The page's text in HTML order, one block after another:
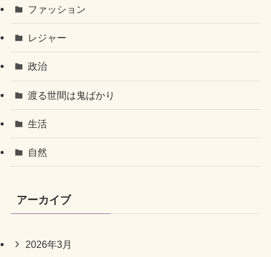
ファッション
レジャー
政治
渡る世間は鬼ばかり
生活
自然
アーカイブ
2026年3月